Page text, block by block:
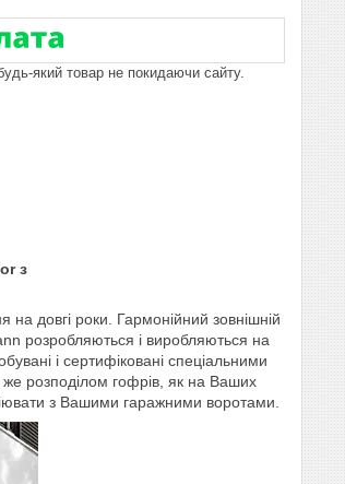
який товар не покидаючи сайту.
з
довгі роки. Гармонійний зовнішній
розробляються і виробляються на
і сертифіковані спеціальними
же розподілом гофрів, як на Ваших
з Вашими гаражними воротами.